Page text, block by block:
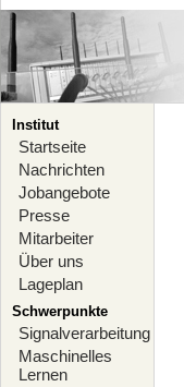
Institut
Startseite
Nachrichten
Jobangebote
Presse
Mitarbeiter
Über uns
Lageplan
Schwerpunkte
Signalverarbeitung
Maschinelles
Lernen